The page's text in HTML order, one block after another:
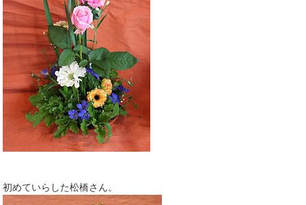
初めていらした松橋さん。